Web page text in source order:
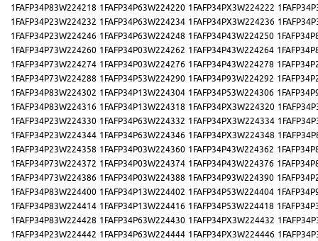
1FAFP34P83W224218 1FAFP34P63W224220 1FAFP34PX3W224222
1FAFP34P23W224232 1FAFP34P63W224234 1FAFP34PX3W224236
1FAFP34P23W224246 1FAFP34P63W224248 1FAFP34P43W224250
1FAFP34P73W224260 1FAFP34P03W224262 1FAFP34P43W224264
1FAFP34P73W224274 1FAFP34P03W224276 1FAFP34P43W224278
1FAFP34P73W224288 1FAFP34P53W224290 1FAFP34P93W224292
1FAFP34P83W224302 1FAFP34P13W224304 1FAFP34P53W224306
1FAFP34P83W224316 1FAFP34P13W224318 1FAFP34PX3W224320
1FAFP34P23W224330 1FAFP34P63W224332 1FAFP34PX3W224334
1FAFP34P23W224344 1FAFP34P63W224346 1FAFP34PX3W224348
1FAFP34P23W224358 1FAFP34P03W224360 1FAFP34P43W224362
1FAFP34P73W224372 1FAFP34P03W224374 1FAFP34P43W224376
1FAFP34P73W224386 1FAFP34P03W224388 1FAFP34P93W224390
1FAFP34P83W224400 1FAFP34P13W224402 1FAFP34P53W224404
1FAFP34P83W224414 1FAFP34P13W224416 1FAFP34P53W224418
1FAFP34P83W224428 1FAFP34P63W224430 1FAFP34PX3W224432
1FAFP34P23W224442 1FAFP34P63W224444 1FAFP34PX3W224446